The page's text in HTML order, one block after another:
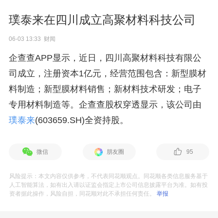
璞泰来在四川成立高聚材料科技公司
06-03 13:33 财闻
企查查APP显示，近日，四川高聚材料科技有限公
司成立，注册资本1亿元，经营范围包含：新型膜材
料制造；新型膜材料销售；新材料技术研发；电子
专用材料制造等。企查查股权穿透显示，该公司由
璞泰来(603659.SH)全资持股。
微信 朋友圈 95
风险提示：本文内容仅供参考，不代表同花顺观点。同花顺各类信息服务基于
人工智能算法，如有出入请以证监会指定上市公司信息披露平台为准。如有投
资者据此操作，风险自担，同花顺对此不承担任何责任。举报